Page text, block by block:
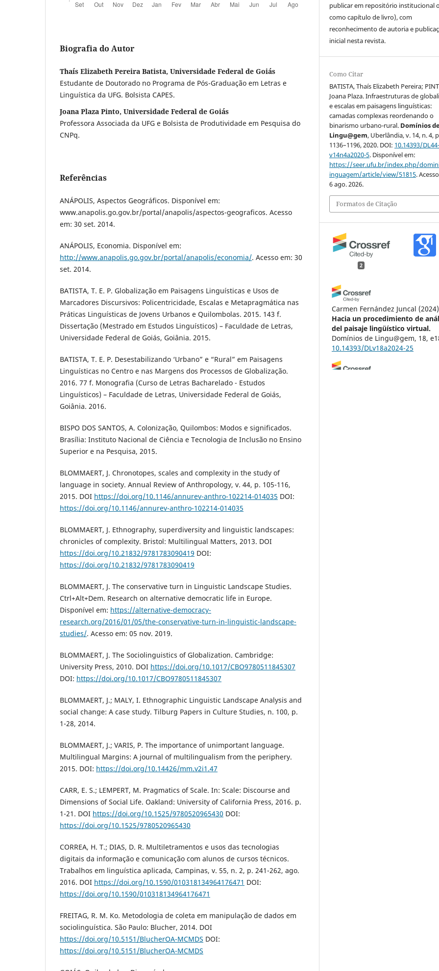
Biografia do Autor
Thaís Elizabeth Pereira Batista, Universidade Federal de Goiás
Estudante de Doutorado no Programa de Pós-Graduação em Letras e
Linguística da UFG. Bolsista CAPES.
Joana Plaza Pinto, Universidade Federal de Goiás
Professora Associada da UFG e Bolsista de Produtividade em Pesquisa do
CNPq.
Referências
ANÁPOLIS, Aspectos Geográficos. Disponível em:
www.anapolis.go.gov.br/portal/anapolis/aspectos-geograficos. Acesso
em: 30 set. 2014.
ANÁPOLIS, Economia. Disponível em:
http://www.anapolis.go.gov.br/portal/anapolis/economia/. Acesso em: 30
set. 2014.
BATISTA, T. E. P. Globalização em Paisagens Linguísticas e Usos de
Marcadores Discursivos: Policentricidade, Escalas e Metapragmática nas
Práticas Linguísticas de Jovens Urbanos e Quilombolas. 2015. 143 f.
Dissertação (Mestrado em Estudos Linguísticos) – Faculdade de Letras,
Universidade Federal de Goiás, Goiânia. 2015.
BATISTA, T. E. P. Desestabilizando ‘Urbano” e “Rural” em Paisagens
Linguísticas no Centro e nas Margens dos Processos de Globalização.
2016. 77 f. Monografia (Curso de Letras Bacharelado - Estudos
Linguísticos) – Faculdade de Letras, Universidade Federal de Goiás,
Goiânia. 2016.
BISPO DOS SANTOS, A. Colonização, Quilombos: Modos e significados.
Brasília: Instituto Nacional de Ciência e Tecnologia de Inclusão no Ensino
Superior e na Pesquisa, 2015.
BLOMMAERT, J. Chronotopes, scales and complexity in the study of
language in society. Annual Review of Anthropology, v. 44, p. 105-116,
2015. DOI https://doi.org/10.1146/annurev-anthro-102214-014035 DOI:
https://doi.org/10.1146/annurev-anthro-102214-014035
BLOMMAERT, J. Ethnography, superdiversity and linguistic landscapes:
chronicles of complexity. Bristol: Multilingual Matters, 2013. DOI
https://doi.org/10.21832/9781783090419 DOI:
https://doi.org/10.21832/9781783090419
BLOMMAERT, J. The conservative turn in Linguistic Landscape Studies.
Ctrl+Alt+Dem. Research on alternative democratic life in Europe.
Disponível em: https://alternative-democracy-
research.org/2016/01/05/the-conservative-turn-in-linguistic-landscape-
studies/. Acesso em: 05 nov. 2019.
BLOMMAERT, J. The Sociolinguistics of Globalization. Cambridge:
University Press, 2010. DOI https://doi.org/10.1017/CBO9780511845307
DOI: https://doi.org/10.1017/CBO9780511845307
BLOMMAERT, J.; MALY, I. Ethnographic Linguistic Landscape Analysis and
social change: A case study. Tilburg Papers in Culture Studies, n. 100, p.
1-28, 2014.
BLOMMAERT, J.; VARIS, P. The importance of unimportant language.
Multilingual Margins: A journal of multilingualism from the periphery.
2015. DOI: https://doi.org/10.14426/mm.v2i1.47
CARR, E. S.; LEMPERT, M. Pragmatics of Scale. In: Scale: Discourse and
Dimensions of Social Life. Oakland: University of California Press, 2016. p.
1-21. DOI https://doi.org/10.1525/9780520965430 DOI:
https://doi.org/10.1525/9780520965430
CORREA, H. T.; DIAS, D. R. Multiletramentos e usos das tecnologias
digitais da informação e comunicação com alunos de cursos técnicos.
Trabalhos em linguística aplicada, Campinas, v. 55, n. 2, p. 241-262, ago.
2016. DOI https://doi.org/10.1590/010318134964176471 DOI:
https://doi.org/10.1590/010318134964176471
FREITAG, R. M. Ko. Metodologia de coleta em manipulação de dados em
sociolinguística. São Paulo: Blucher, 2014. DOI
https://doi.org/10.5151/BlucherOA-MCMDS DOI:
https://doi.org/10.5151/BlucherOA-MCMDS
publicar em repositório institucional
como capítulo de livro), com
reconhecimento de autoria e
inicial nesta revista.
Como Citar
BATISTA, Thaís Elizabeth Pereira;
Joana Plaza. Infraestruturas de
e escalas em paisagens linguísticas:
camadas complexas reordenando o
binarismo urbano-rural. Domínios
Lingu@gem, Uberlândia, v. 14, n. 4,
1136–1196, 2020. DOI: 10.14393/DL44-
v14n4a2020-5. Disponível em:
https://seer.ufu.br/index.php/
inguagem/article/view/51815.
6 ago. 2026.
Formatos de Citação
2
Carmen Fernández Juncal (2024)
Hacia un procedimiento de
del paisaje lingüístico virtual.
Domínios de Lingu@gem, 18,
10.14393/DLv18a2024-25